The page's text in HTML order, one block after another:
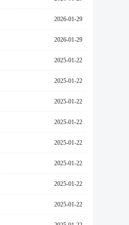
2026-01-29
2026-01-29
2025-01-22
2025-01-22
2025-01-22
2025-01-22
2025-01-22
2025-01-22
2025-01-22
2025-01-22